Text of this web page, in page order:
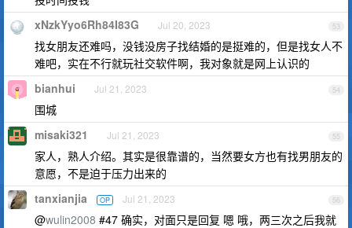
53
xNzkYyo6Rh84I83G Jul 20, 2023
找女朋友还难吗，没钱没房子找结婚的是挺难的，但是找女人不
难吧，实在不行就玩社交软件啊，我对象就是网上认识的
54
bianhui Jul 21, 2023
围城
55
misaki321 Jul 21, 2023
家人，熟人介绍。其实是很靠谱的，当然要女方也有找男朋友的
意愿，不是迫于压力出来的
56
tanxianjia OP Jul 21, 2023
@wulin2008 #47 确实，对面只是回复 嗯 哦，两三次之后我就